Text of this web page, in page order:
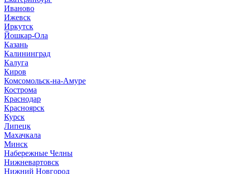
Иваново
Ижевск
Иркутск
Йошкар-Ола
Казань
Калининград
Калуга
Киров
Комсомольск-на-Амуре
Кострома
Краснодар
Красноярск
Курск
Липецк
Махачкала
Минск
Набережные Челны
Нижневартовск
Нижний Новгород